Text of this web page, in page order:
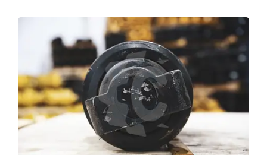
Информация
3D тур по производству
3D тур по складам
sksale@skdst.ru